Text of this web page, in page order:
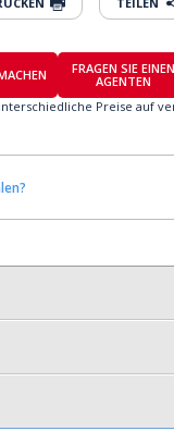
FRAGEN SIE EINEN
AGENTEN
Preise auf